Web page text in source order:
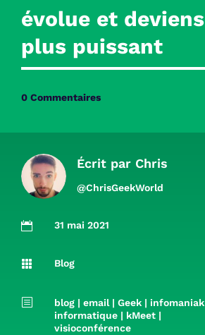
évolue et deviens
plus puissant
0 Commentaires
Écrit par Chris
@ChrisGeekWorld
 31 mai 2021
 Blog
b blog |email|Geek |infomaniak
informatique | kMeet |
visioconférence